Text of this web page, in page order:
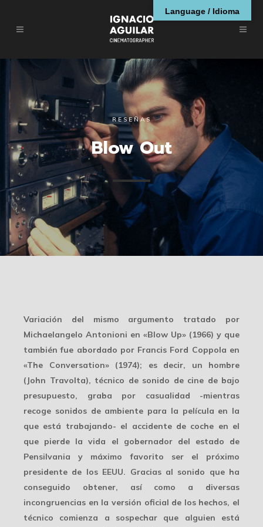
RESEÑAS
Blow Out
Variación del mismo argumento tratado por
Michaelangelo Antonioni en «Blow Up» (1966) y que
también fue abordado por Francis Ford Coppola en
«The Conversation» (1974); es decir, un hombre
(John Travolta), técnico de sonido de cine de bajo
presupuesto, graba por casualidad -mientras
recoge sonidos de ambiente para la película en la
que está trabajando- el accidente de coche en el
que pierde la vida el gobernador del estado de
Pensilvania y máximo favorito ser el próximo
presidente de los EEUU. Gracias al sonido que ha
conseguido obtener, así como a diversas
incongruencias en la versión oficial de los hechos, el
técnico comienza a sospechar que alguien está
Language / Idioma